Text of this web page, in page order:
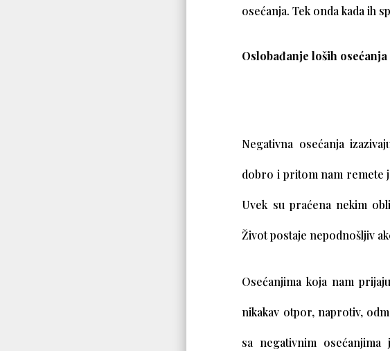
osećanja. Tek onda kada ih
Oslobađanje loših osećanja
Negativna osećanja
dobro i pritom nam remete
Uvek su praćena nekim
Život postaje nepodnošljiv
Osećanjima koja nam
nikakav otpor, naprotiv,
sa negativnim